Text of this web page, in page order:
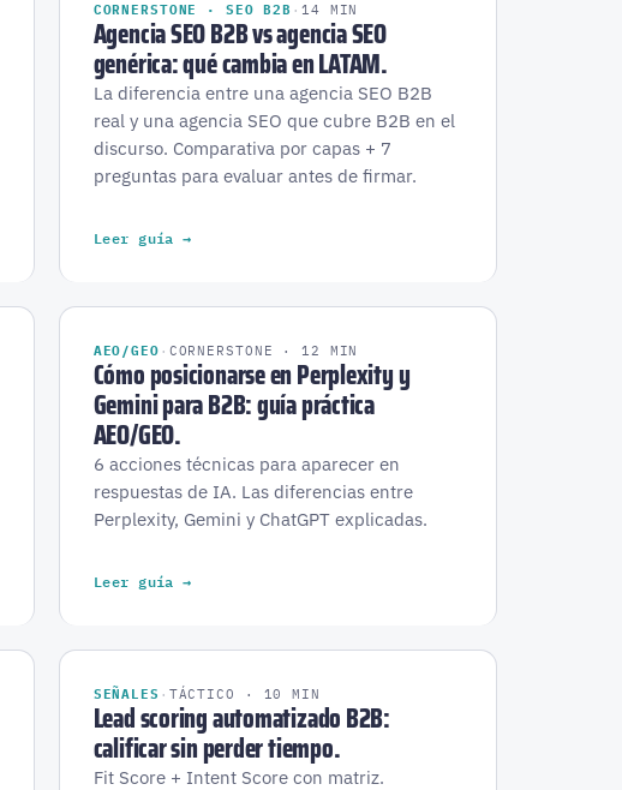
CORNERSTONE · SEO B2B ·14 MIN
Agencia SEO B2B vs agencia SEO
genérica: qué cambia en LATAM.
La diferencia entre una agencia SEO B2B
real y una agencia SEO que cubre B2B en el
discurso. Comparativa por capas + 7
preguntas para evaluar antes de firmar.
Leer guía →
AEO/GEO · CORNERSTONE · 12 MIN
Cómo posicionarse en Perplexity y
Gemini para B2B: guía práctica
AEO/GEO.
6 acciones técnicas para aparecer en
respuestas de IA. Las diferencias entre
Perplexity, Gemini y ChatGPT explicadas.
Leer guía →
SEÑALES · TÁCTICO · 10 MIN
Lead scoring automatizado B2B:
calificar sin perder tiempo.
Fit Score + Intent Score con matriz.